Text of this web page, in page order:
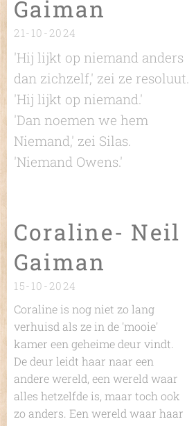
Gaiman
21-10-2024
'Hij lijkt op niemand anders
dan zichzelf,' zei ze resoluut.
'Hij lijkt op niemand.'
'Dan noemen we hem
Niemand,' zei Silas.
'Niemand Owens.'
Coraline- Neil
Gaiman
15-10-2024
Coraline is nog niet zo lang
verhuisd als ze in de 'mooie'
kamer een geheime deur vindt.
De deur leidt haar naar een
andere wereld, een wereld waar
alles hetzelfde is, maar toch ook
zo anders. Een wereld waar haar